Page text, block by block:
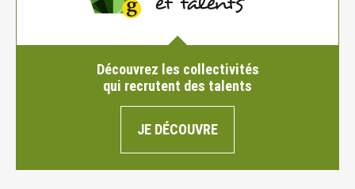
Découvrez les collectivités
qui recrutent des talents
JE DÉCOUVRE